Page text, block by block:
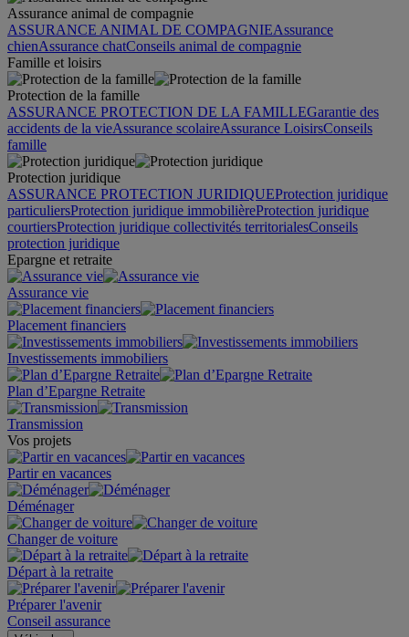
Assurance animal de compagnie
ASSURANCE ANIMAL DE COMPAGNIEAssurance
chienAssurance chatConseils animal de compagnie
Famille et loisirs
Protection de la famille
ASSURANCE PROTECTION DE LA FAMILLEGarantie des
accidents de la vieAssurance scolaireAssurance LoisirsConseils
famille
Protection juridique
ASSURANCE PROTECTION JURIDIQUEProtection juridique
particuliersProtection juridique immobilièreProtection juridique
courtiersProtection juridique collectivités territorialesConseils
protection juridique
Epargne et retraite
Assurance vie
Placement financiers
Investissements immobiliers
Plan d’Epargne Retraite
Transmission
Vos projets
Partir en vacances
Déménager
Changer de voiture
Départ à la retraite
Préparer l'avenir
Conseil assurance